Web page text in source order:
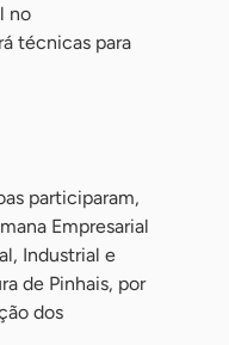
no
técnicas para
participaram,
Empresarial
Industrial e
de Pinhais, por
dos